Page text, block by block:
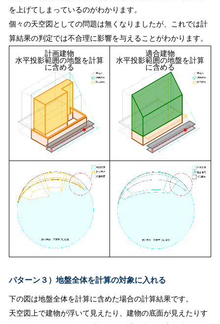
を上げてしまっているのがわかります。
個々の天空図としての問題は無くなりましたが、これでは計
算結果の判定では不合理に影響を与えることがわかります。
計画建物
水平投影範囲の地盤を計算
に含める
適合建物
水平投影範囲の地盤を計算
に含める
パターン３）地盤全体を計算の対象に入れる
下の図は地盤全体を計算に含めた場合の計算結果です。
天空図上で建物が浮いて見えたり、建物の底面が見えたりす